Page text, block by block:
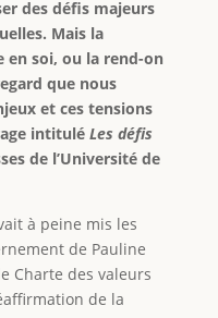
des défis majeurs
Mais la
en soi, ou la rend-on
que nous
et ces tensions
intitulé Les défis
de l’Université de
à peine mis les
de Pauline
Charte des valeurs
de la